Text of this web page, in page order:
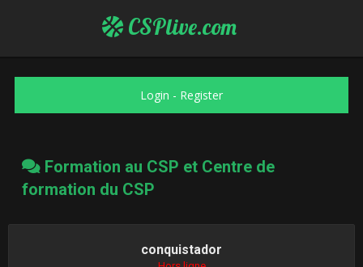
CSPlive.com
Login - Register
Formation au CSP et Centre de
formation du CSP
conquistador